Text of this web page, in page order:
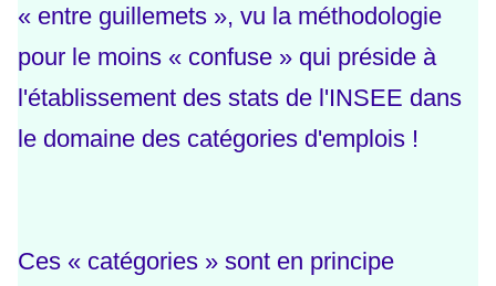
« entre guillemets », vu la méthodologie
pour le moins « confuse » qui préside à
l'établissement des stats de l'INSEE dans
le domaine des catégories d'emplois !
Ces « catégories » sont en principe